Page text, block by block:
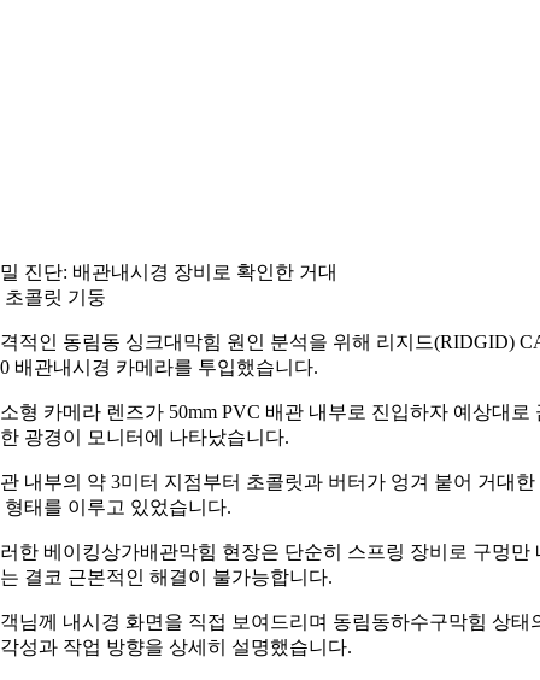
진단: 배관내시경 장비로 확인한 거대
초콜릿 기둥
적인 동림동 싱크대막힘 원인 분석을 위해 리지드(RIDGID)
배관내시경 카메라를 투입했습니다.
형 카메라 렌즈가 50mm PVC 배관 내부로 진입하자 예상대로
광경이 모니터에 나타났습니다.
내부의 약 3미터 지점부터 초콜릿과 버터가 엉겨 붙어 거대한
형태를 이루고 있었습니다.
한 베이킹상가배관막힘 현장은 단순히 스프링 장비로 구멍만
결코 근본적인 해결이 불가능합니다.
님께 내시경 화면을 직접 보여드리며 동림동하수구막힘 상태
성과 작업 방향을 상세히 설명했습니다.